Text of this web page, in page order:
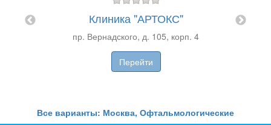
Клиника "АРТОКС"
пр. Вернадского, д. 105, корп. 4
Перейти
Все варианты: Москва, Офтальмологические